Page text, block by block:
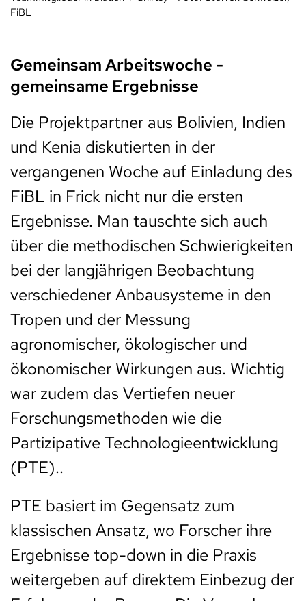
FiBL
Gemeinsam Arbeitswoche -
gemeinsame Ergebnisse
Die Projektpartner aus Bolivien, Indien
und Kenia diskutierten in der
vergangenen Woche auf Einladung des
FiBL in Frick nicht nur die ersten
Ergebnisse. Man tauschte sich auch
über die methodischen Schwierigkeiten
bei der langjährigen Beobachtung
verschiedener Anbausysteme in den
Tropen und der Messung
agronomischer, ökologischer und
ökonomischer Wirkungen aus. Wichtig
war zudem das Vertiefen neuer
Forschungsmethoden wie die
Partizipative Technologieentwicklung
(PTE)..
PTE basiert im Gegensatz zum
klassischen Ansatz, wo Forscher ihre
Ergebnisse top-down in die Praxis
weitergeben auf direktem Einbezug der